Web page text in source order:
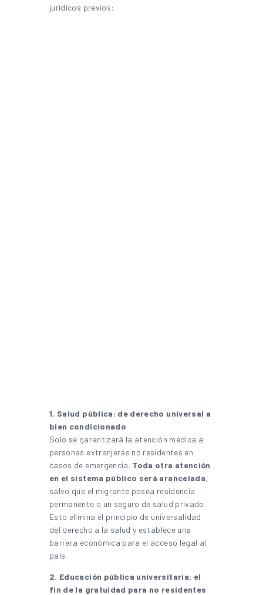
jurídicos previos:
1. Salud pública: de derecho universal a
bien condicionado
Solo se garantizará la atención médica a
personas extranjeras no residentes en
casos de emergencia. Toda otra atención
en el sistema público será arancelada,
salvo que el migrante posea residencia
permanente o un seguro de salud privado.
Esto elimina el principio de universalidad
del derecho a la salud y establece una
barrera económica para el acceso legal al
país.
2. Educación pública universitaria: el
fin de la gratuidad para no residentes